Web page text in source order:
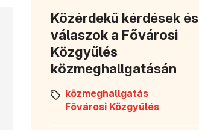
Közérdekű kérdések és
válaszok a Fővárosi
Közgyűlés
közmeghallgatásán
közmeghallgatás
Fővárosi Közgyűlés